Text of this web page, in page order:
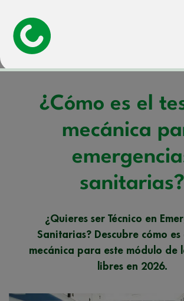
Portada»
¿Cómo es el
mecánica
sanitarias?
¿Quieres ser Técnico en
Sanitarias? Descubre cómo es
mecánica para este módulo de
libres en 2026.